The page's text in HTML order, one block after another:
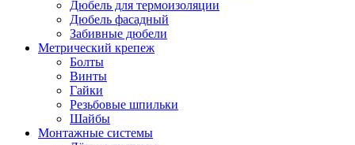
Дюбель для термоизоляции
Дюбель фасадный
Забивные дюбели
Метрический крепеж
Болты
Винты
Гайки
Резьбовые шпильки
Шайбы
Монтажные системы